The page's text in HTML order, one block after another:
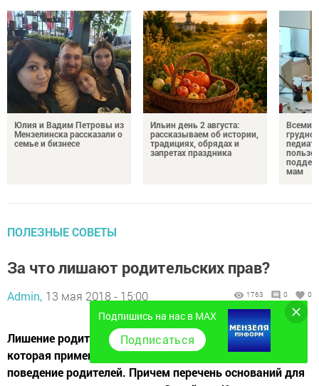
Юлия и Вадим Петровы из
Мензелинска рассказали о
семье и бизнесе
Ильин день 2 августа:
рассказываем об истории,
традициях, обрядах и
запретах праздника
пользе
мам
ПОЛЕЗНЫЕ СОВЕТЫ
За что лишают родительских прав?
Admin, 13 мая 2018 - 15:00 1763 0 0
Лишение родительских прав является крайней мерой,
которая применяется судами только за виновное
поведение родителей. Причем перечень оснований для
Подпишись на нас в MAX
Подписаться